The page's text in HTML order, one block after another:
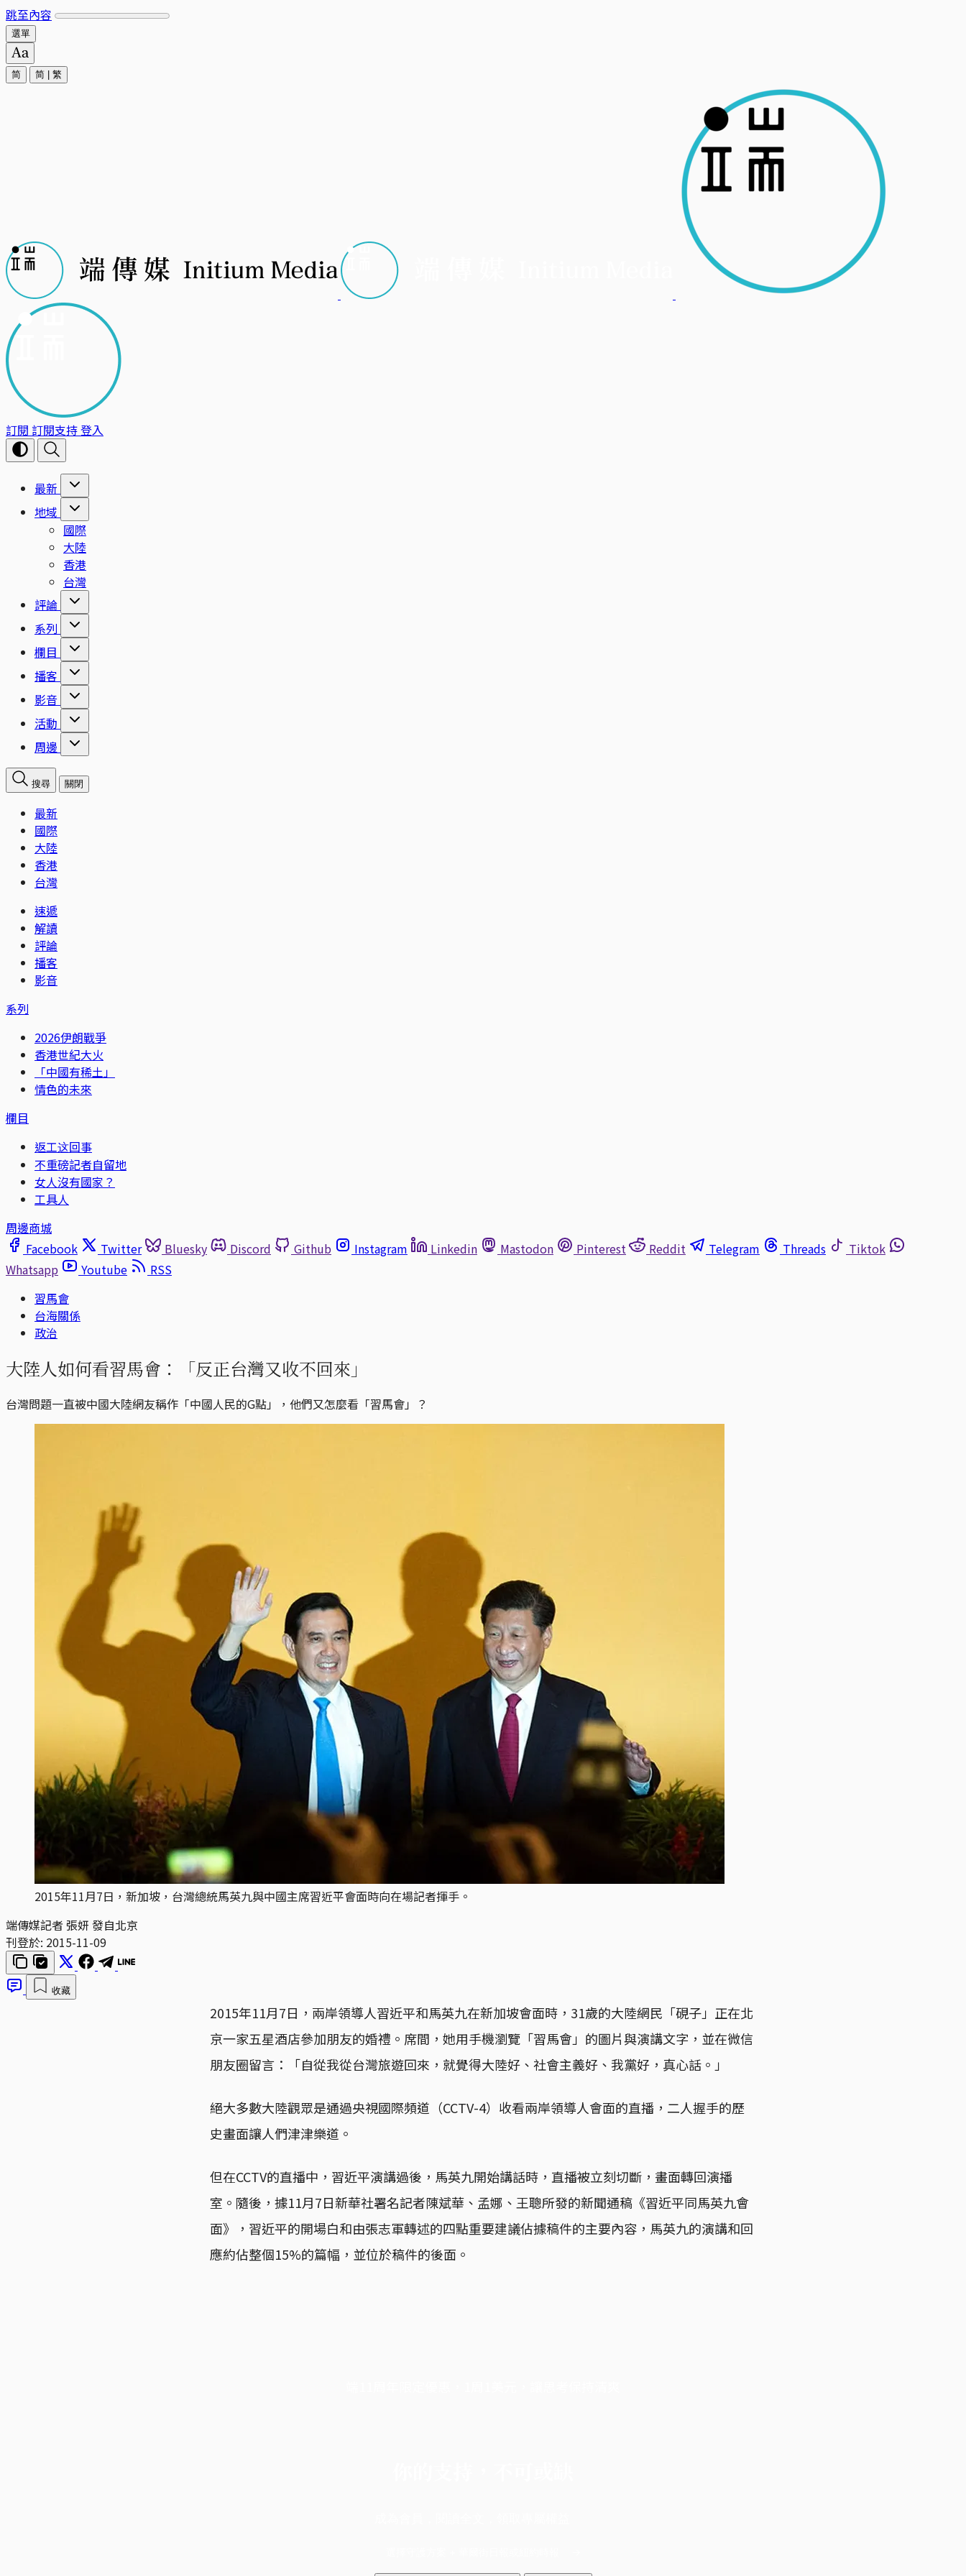
跳至內容
選單
简 简 繁
訂閱 訂閱支持登入
最新
地域
國際
大陸
香港
台灣
評論
系列
欄目
播客
影音
活動
周邊
搜尋 關閉
最新
國際
大陸
香港
台灣
速遞
解讀
評論
播客
影音
系列
2026伊朗戰爭
香港世紀大火
「中國有稀土」
情色的未來
欄目
返工这回事
不重磅記者自留地
女人沒有國家？
工具人
周邊商城
Facebook
Twitter Bluesky Discord Github Instagram Linkedin Mastodon Pinterest Reddit Telegram Threads
Tiktok
Whatsapp
Youtube
RSS
習馬會
台海關係
政治
大陸人如何看習馬會：「反正台灣又收不回來」
台灣問題一直被中國大陸網友稱作「中國人民的G點」，他們又怎麼看「習馬會」？
2015年11月7日，新加坡，台灣總統馬英九與中國主席習近平會面時向在場記者揮手。
端傳媒記者 張妍 發自北京
刊登於: 2015-11-09
收藏
2015年11月7日，兩岸領導人習近平和馬英九在新加坡會面時，31歲的大陸網民「硯子」正在北
京一家五星酒店參加朋友的婚禮。席間，她用手機瀏覽「習馬會」的圖片與演講文字，並在微信
朋友圈留言：「自從我從台灣旅遊回來，就覺得大陸好、社會主義好、我黨好，真心話。」
絕大多數大陸觀眾是通過央視國際頻道（CCTV-4）收看兩岸領導人會面的直播，二人握手的歷
史畫面讓人們津津樂道。
但在CCTV的直播中，習近平演講過後，馬英九開始講話時，直播被立刻切斷，畫面轉回演播
室。隨後，據11月7日新華社署名記者陳斌華、孟娜、王聰所發的新聞通稿《習近平同馬英九會
面》，習近平的開場白和由張志軍轉述的四點重要建議佔據稿件的主要內容，馬英九的演講和回
應約佔整個15%的篇幅，並位於稿件的後面。